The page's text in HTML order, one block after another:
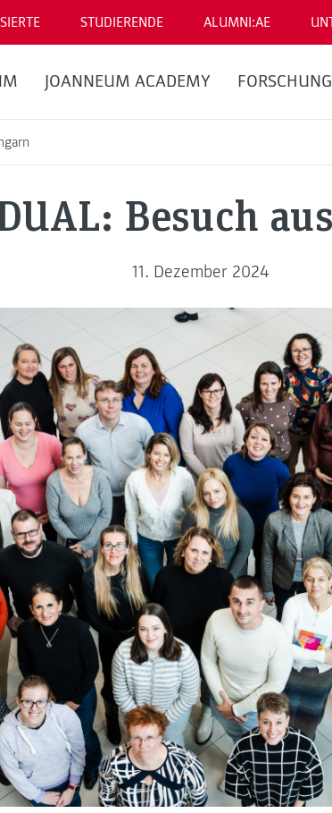
STUDIERENDE ALUMNI:AE
JOANNEUM ACADEMY FORSCHUNG
Besuch
11. Dezember 2024